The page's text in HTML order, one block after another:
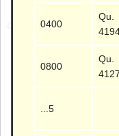
0400
Qu.
0800
Qu.
4127
...5